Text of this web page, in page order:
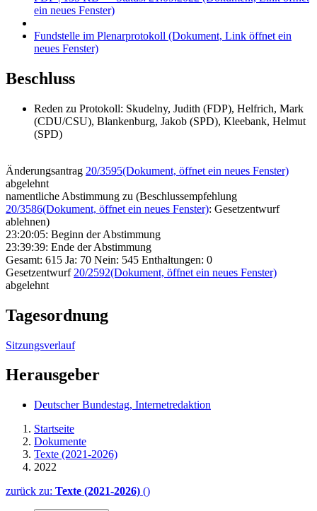
ein neues Fenster)
Fundstelle im Plenarprotokoll (Dokument, Link öffnet ein
neues Fenster)
Beschluss
Reden zu Protokoll: Skudelny, Judith (FDP), Helfrich, Mark
(CDU/CSU), Blankenburg, Jakob (SPD), Kleebank, Helmut
(SPD)
Änderungsantrag 20/3595(Dokument, öffnet ein neues Fenster)
abgelehnt
namentliche Abstimmung zu (Beschlussempfehlung
20/3586(Dokument, öffnet ein neues Fenster): Gesetzentwurf
ablehnen)
23:20:05: Beginn der Abstimmung
23:39:39: Ende der Abstimmung
Gesamt: 615 Ja: 70 Nein: 545 Enthaltungen: 0
Gesetzentwurf 20/2592(Dokument, öffnet ein neues Fenster)
abgelehnt
Tagesordnung
Sitzungsverlauf
Herausgeber
Deutscher Bundestag, Internetredaktion
Startseite
Dokumente
Texte (2021-2026)
2022
zurück zu: Texte (2021-2026) ()